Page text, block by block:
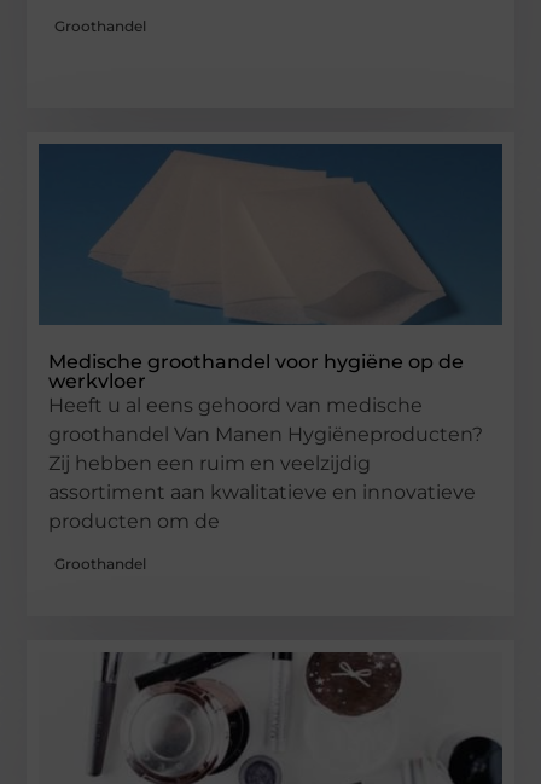
Groothandel
Medische groothandel voor hygiëne op de
werkvloer
Heeft u al eens gehoord van medische
groothandel Van Manen Hygiëneproducten?
Zij hebben een ruim en veelzijdig
assortiment aan kwalitatieve en innovatieve
producten om de
Groothandel